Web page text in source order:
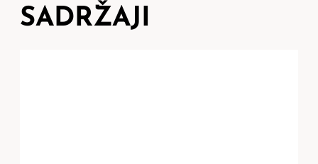
SADRŽAJI